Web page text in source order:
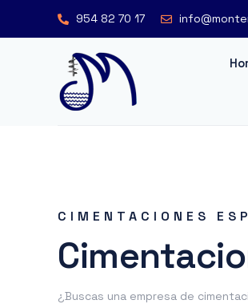
954 82 70 17
CIMENTACIONES
¿Buscas una empresa de